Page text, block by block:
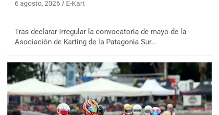
6 agosto, 2026 E-Kart
Tras declarar irregular la convocatoria de mayo de la
Asociación de Karting de la Patagonia Sur…